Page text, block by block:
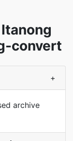
convert
+
archive